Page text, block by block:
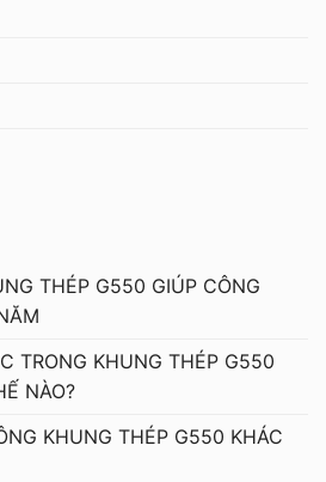
THÉP G550 GIÚP CÔNG
TRONG KHUNG THÉP G550
NÀO?
KHUNG THÉP G550 KHÁC